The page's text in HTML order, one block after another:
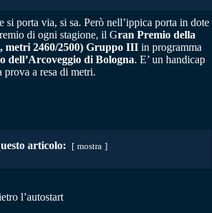
si porta via, si sa. Però nell’ippica porta in dote
di ogni stagione, il Gran Premio della
metri 2460/2500) Gruppo III in programma
dell’Arcoveggio di Bologna. E’ un handicap
a resa di metri.
articolo: mostra
l’autostart